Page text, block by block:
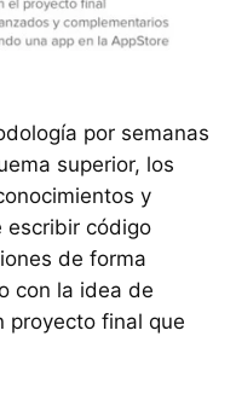
por semanas
superior, los
y
escribir código
de forma
con la idea de
proyecto final que